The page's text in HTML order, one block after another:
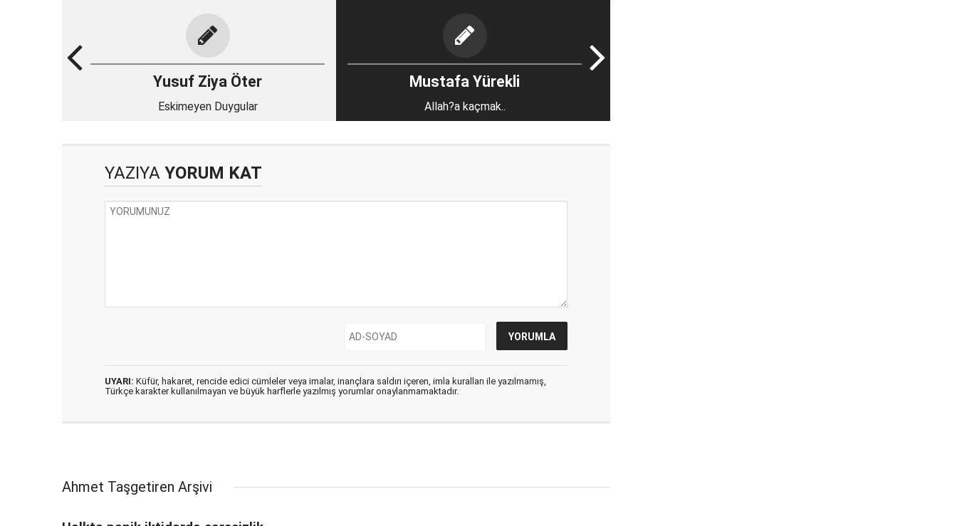
Yusuf Ziya Öter
Eskimeyen Duygular
Mustafa Yürekli
Allah?a kaçmak..
YAZIYA YORUM KAT
UYARI: Küfür, hakaret, rencide edici cümleler veya imalar, inançlara saldırı içeren, imla kuralları ile yazılmamış,
Türkçe karakter kullanılmayan ve büyük harflerle yazılmış yorumlar onaylanmamaktadır.
Ahmet Taşgetiren Arşivi